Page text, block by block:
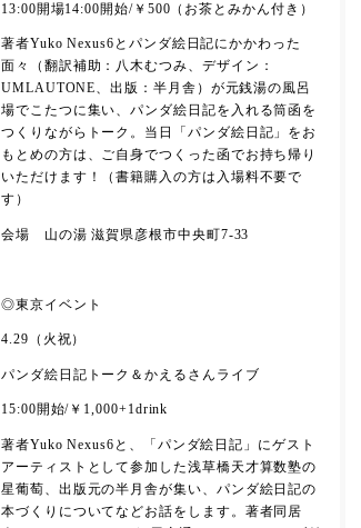
13:00開場14:00開始/￥500（お茶とみかん付き）
著者Yuko Nexus6とパンダ絵日記にかかわった
面々（翻訳補助：八木むつみ、デザイン：
UMLAUTONE、出版：半月舎）が元銭湯の風呂
場でこたつに集い、パンダ絵日記を入れる筒函を
つくりながらトーク。当日「パンダ絵日記」をお
もとめの方は、ご自身でつくった函でお持ち帰り
いただけます！（書籍購入の方は入場料不要で
す）
会場 山の湯 滋賀県彦根市中央町7-33
◎東京イベント
4.29（火祝）
パンダ絵日記トーク＆かえるさんライブ
15:00開始/￥1,000+1drink
著者Yuko Nexus6と、「パンダ絵日記」にゲスト
アーティストとして参加した浅草橋天才算数塾の
星葡萄、出版元の半月舎が集い、パンダ絵日記の
本づくりについてなどお話をします。著者同居